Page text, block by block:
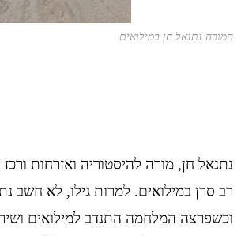
המורה נתנאל חן במילואים
רב סרן במילואים. למרות גילו, לא חשב